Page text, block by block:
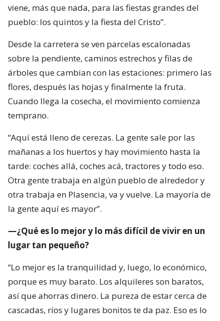
viene, más que nada, para las fiestas grandes del
pueblo: los quintos y la fiesta del Cristo”.
Desde la carretera se ven parcelas escalonadas
sobre la pendiente, caminos estrechos y filas de
árboles que cambian con las estaciones: primero las
flores, después las hojas y finalmente la fruta.
Cuando llega la cosecha, el movimiento comienza
temprano.
“Aquí está lleno de cerezas. La gente sale por las
mañanas a los huertos y hay movimiento hasta la
tarde: coches allá, coches acá, tractores y todo eso.
Otra gente trabaja en algún pueblo de alrededor y
otra trabaja en Plasencia, va y vuelve. La mayoría de
la gente aquí es mayor”.
—¿Qué es lo mejor y lo más difícil de vivir en un
lugar tan pequeño?
“Lo mejor es la tranquilidad y, luego, lo económico,
porque es muy barato. Los alquileres son baratos,
así que ahorras dinero. La pureza de estar cerca de
cascadas, ríos y lugares bonitos te da paz. Eso es lo